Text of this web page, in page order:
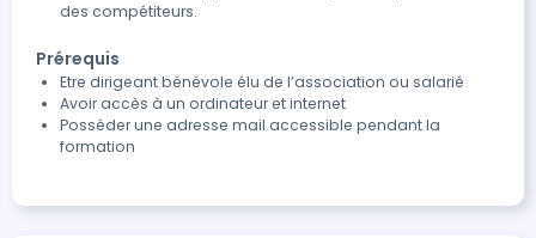
des compétiteurs.
Prérequis
Etre dirigeant bénévole élu de l’association ou salarié
Avoir accès à un ordinateur et internet
Posséder une adresse mail accessible pendant la
formation